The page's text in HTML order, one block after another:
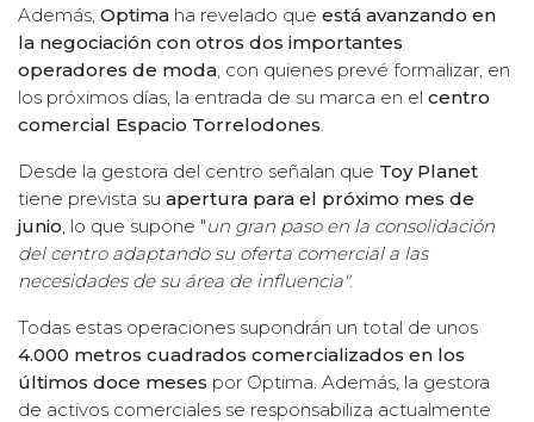
Además, Optima ha revelado que está avanzando en
la negociación con otros dos importantes
operadores de moda, con quienes prevé formalizar, en
los próximos días, la entrada de su marca en el centro
comercial Espacio Torrelodones.
Desde la gestora del centro señalan que Toy Planet
tiene prevista su apertura para el próximo mes de
junio, lo que supone "un gran paso en la consolidación
del centro adaptando su oferta comercial a las
necesidades de su área de influencia".
Todas estas operaciones supondrán un total de unos
4.000 metros cuadrados comercializados en los
últimos doce meses por Optima. Además, la gestora
de activos comerciales se responsabiliza actualmente